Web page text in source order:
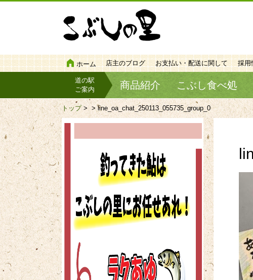
ホーム 店主のブログ お支払い・配送に関して 採用
道の駅
ご案内
商品紹介 こぶし食べ処
トップ>> line_oa_chat_250113_055735_group_0